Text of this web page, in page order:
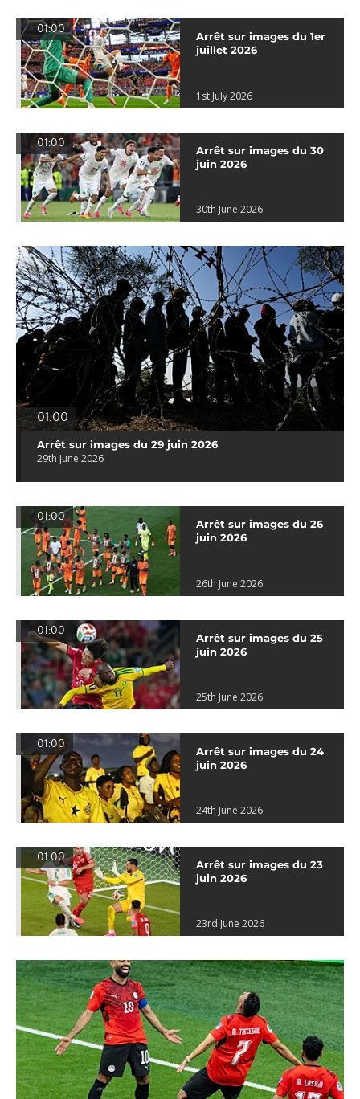
01:00
Arrêt sur images du 1er
juillet 2026
1st July 2026
01:00
Arrêt sur images du 30
juin 2026
30th June 2026
01:00
Arrêt sur images du 29 juin 2026
29th June 2026
01:00
Arrêt sur images du 26
juin 2026
26th June 2026
01:00
Arrêt sur images du 25
juin 2026
25th June 2026
01:00
Arrêt sur images du 24
juin 2026
24th June 2026
01:00
Arrêt sur images du 23
juin 2026
23rd June 2026